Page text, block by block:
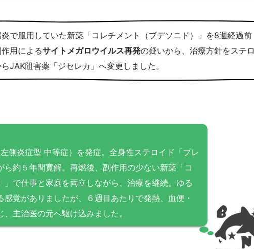
で服用していた新薬「コレチメント（ブデソニド）」を8週経過前
用によるサイトメガロウイルス再発の疑いから、治療方針をステロ
JAK阻害薬「ジセレカ」へ変更しました。
側炎症型 中等症）を発症。全身性ステロイド「プレ
ら約５年間寛解。再燃後、副作用の少ない新薬「コ
」で仕事と家庭を両立しながら、治療を継続。ゆる
覚がありましたが、６週目あたりで発熱、血便・
主治医の元へ駆け込みました。